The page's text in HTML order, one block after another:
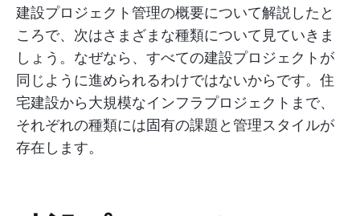
建設プロジェクト管理の概要について解説したと
ころで、次はさまざまな種類について見ていきま
しょう。なぜなら、すべての建設プロジェクトが
同じように進められるわけではないからです。住
宅建設から大規模なインフラプロジェクトまで、
それぞれの種類には固有の課題と管理スタイルが
存在します。